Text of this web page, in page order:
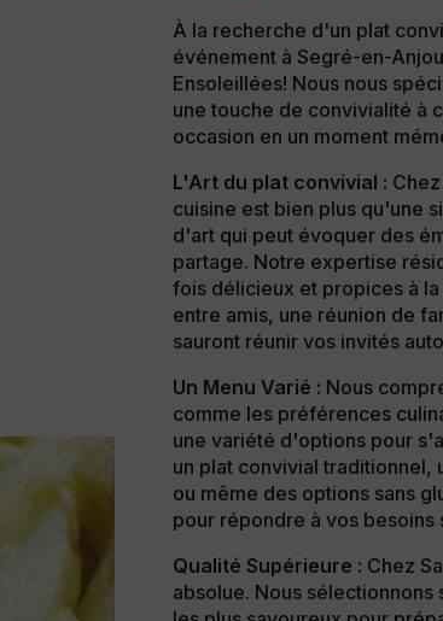
À la recherche d'un plat
événement à Segré-en-
Ensoleillées! Nous nous
une touche de convivialité à
occasion en un moment
L'Art du plat convivial :
cuisine est bien plus qu'une
d'art qui peut évoquer des
partage. Notre expertise
fois délicieux et propices à
entre amis, une réunion de
sauront réunir vos invités
Un Menu Varié : Nous
comme les préférences
une variété d'options pour
un plat convivial traditionnel,
ou même des options sans
pour répondre à vos besoins
Qualité Supérieure : Chez
absolue. Nous